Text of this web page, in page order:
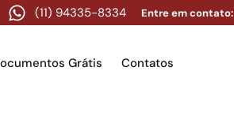
(11) 94335-8334 Entre em contato:
Grátis Contatos